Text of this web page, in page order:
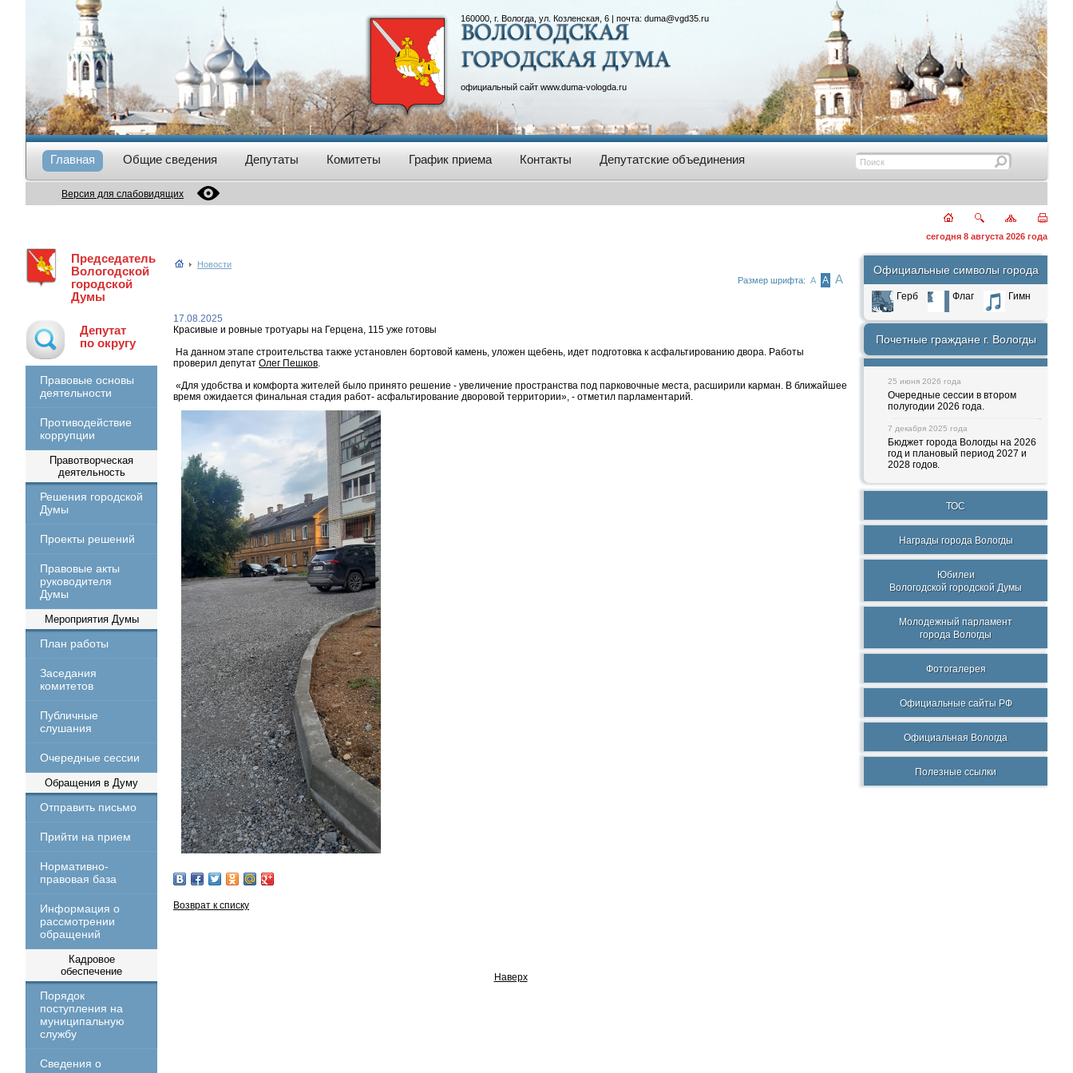
160000, г. Вологда, ул. Козленская, 6 | почта: duma@vgd35.ru
официальный сайт www.duma-vologda.ru
Главная Общие сведения Депутаты Комитеты График приема Контакты Депутатские объединения
Версия для слабовидящих
сегодня 8 августа 2026 года
Председатель
Вологодской
городской
Думы
Депутат
по округу
Правовые основы
деятельности
Противодействие
коррупции
Правотворческая
деятельность
Решения городской
Думы
Проекты решений
Правовые акты
руководителя
Думы
Мероприятия Думы
План работы
Заседания
комитетов
Публичные
слушания
Очередные сессии
Обращения в Думу
Отправить письмо
Прийти на прием
Нормативно-
правовая база
Информация о
рассмотрении
обращений
Кадровое
обеспечение
Порядок
поступления на
муниципальную
службу
Сведения о
Новости
Размер шрифта: А А А
17.08.2025
Красивые и ровные тротуары на Герцена, 115 уже готовы
На данном этапе строительства также установлен бортовой камень, уложен щебень, идет подготовка к асфальтированию двора. Работы
проверил депутат Олег Пешков.
«Для удобства и комфорта жителей было принято решение - увеличение пространства под парковочные места, расширили карман. В ближайшее
время ожидается финальная стадия работ- асфальтирование дворовой территории», - отметил парламентарий.
Возврат к списку
Наверх
Официальные символы города
Герб Флаг Гимн
Почетные граждане г. Вологды
25 июня 2026 года
Очередные сессии в втором
полугодии 2026 года.
7 декабря 2025 года
Бюджет города Вологды на 2026
год и плановый период 2027 и
2028 годов.
ТОС
Награды города Вологды
Юбилеи
Вологодской городской Думы
Молодежный парламент
города Вологды
Фотогалерея
Официальные сайты РФ
Официальная Вологда
Полезные ссылки